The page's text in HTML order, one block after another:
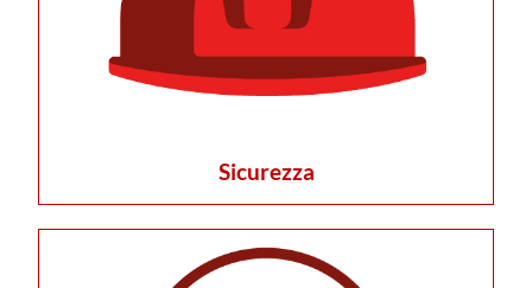
Sicurezza